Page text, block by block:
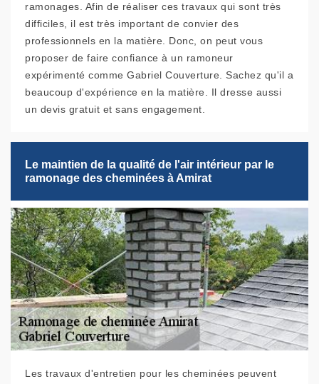
ramonages. Afin de réaliser ces travaux qui sont très
difficiles, il est très important de convier des
professionnels en la matière. Donc, on peut vous
proposer de faire confiance à un ramoneur
expérimenté comme Gabriel Couverture. Sachez qu'il a
beaucoup d'expérience en la matière. Il dresse aussi
un devis gratuit et sans engagement.
Le maintien de la qualité de l'air intérieur par le
ramonage des cheminées à Amirat
Les travaux d'entretien pour les cheminées peuvent